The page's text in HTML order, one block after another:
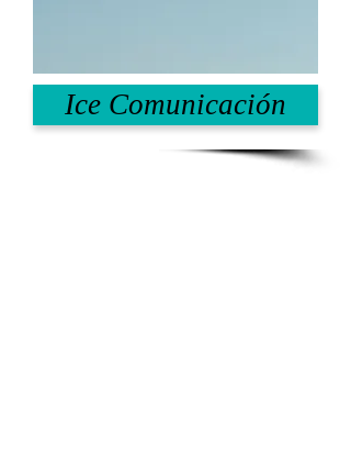
Ice Comunicación